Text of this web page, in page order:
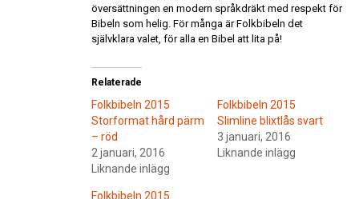
översättningen en modern språkdräkt med respekt för
Bibeln som helig. För många är Folkbibeln det
självklara valet, för alla en Bibel att lita på!
Relaterade
Folkbibeln 2015
Storformat hård pärm
– röd
2 januari, 2016
Liknande inlägg
Folkbibeln 2015
Slimline blixtlås svart
3 januari, 2016
Liknande inlägg
Folkbibeln 2015